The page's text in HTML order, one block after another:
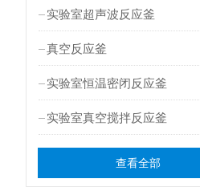
实验室超声波反应釜
真空反应釜
实验室恒温密闭反应釜
实验室真空搅拌反应釜
查看全部